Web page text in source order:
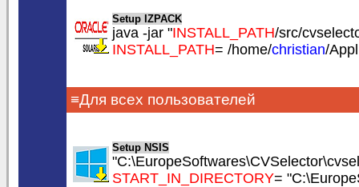
Setup IZPACK
java -jar "INSTALL_PATH/src/
INSTALL_PATH= /home/christian/
≡Для всех пользователей
Setup NSIS
START_IN_DIRECTORY=